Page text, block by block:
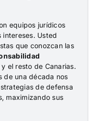
equipos jurídicos
Usted
que conozcan las
y el resto de Canarias.
de una década nos
de defensa
maximizando sus